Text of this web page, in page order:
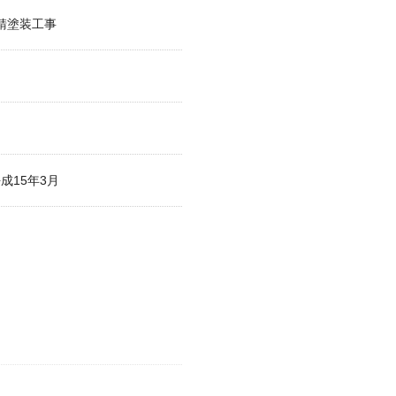
塗装工事
15年3月